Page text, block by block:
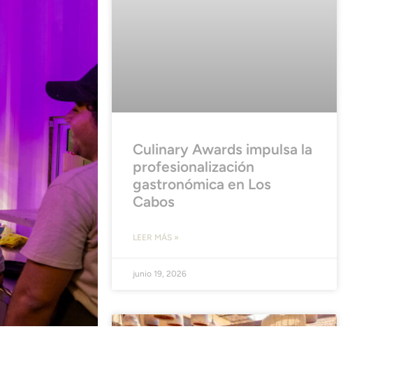
Culinary Awards impulsa la
profesionalización
gastronómica en Los
Cabos
LEER MÁS »
junio 19, 2026